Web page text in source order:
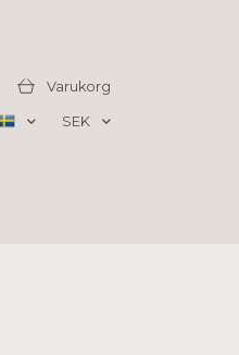
Varukorg
SEK